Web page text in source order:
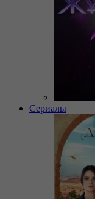
Сериалы